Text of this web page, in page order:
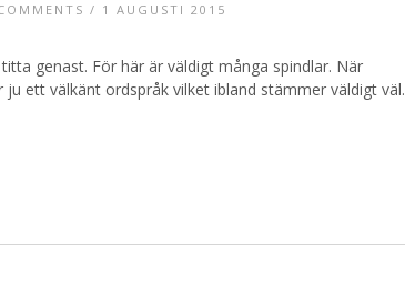
/ 1 AUGUSTI 2015
genast. För här är väldigt många spindlar. När
ett välkänt ordspråk vilket ibland stämmer väldigt väl.